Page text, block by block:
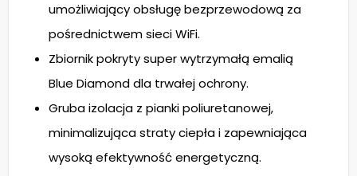
umożliwiający obsługę bezprzewodową za
pośrednictwem sieci WiFi.
Zbiornik pokryty super wytrzymałą emalią
Blue Diamond dla trwałej ochrony.
Gruba izolacja z pianki poliuretanowej,
minimalizująca straty ciepła i zapewniająca
wysoką efektywność energetyczną.